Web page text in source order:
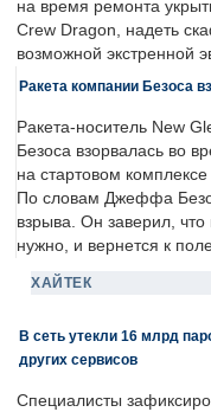
на время ремонта
Crew Dragon, надеть
возможной экстренной
Ракета компании Безоса
Ракета-носитель New
Безоса взорвалась во
на стартовом
По словам Джеффа
взрыва. Он заверил, что
нужно, и вернется к
ХАЙТЕК
В сеть утекли 16 млрд
других сервисов
Специалисты